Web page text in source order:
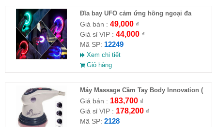
Đĩa bay UFO cảm ứng hồng ngoại đa
chiều tự động bay về
Giá bán : 49,000₫
Giá sỉ VIP : 44,000₫
Mã SP: 12249
Xem chi tiết
Giỏ hàng
Máy Massage Cầm Tay Body Innovation (
HĐ )
Giá bán : 183,700₫
Giá sỉ VIP : 178,200₫
Mã SP: 2128